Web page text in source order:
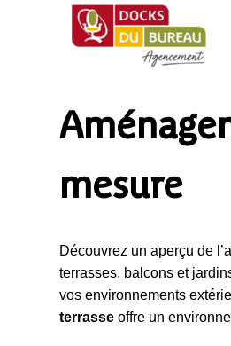
mesure
Découvrez un aperçu de
terrasses, balcons et
vos environnements
terrasse offre un